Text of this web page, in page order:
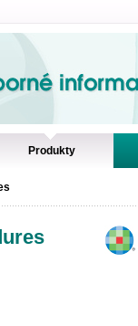
Online.
Produkty